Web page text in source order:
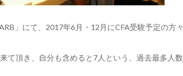
」にて、2017年6月・12月にCFA受験予定の方々
て頂き、自分も含めると7人という、過去最多人数